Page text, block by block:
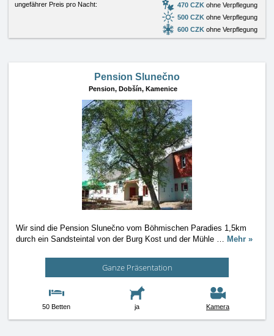
ungefährer Preis pro Nacht: 470 CZK ohne Verpflegung
500 CZK ohne Verpflegung
600 CZK ohne Verpflegung
Pension Slunečno
Pension, Dobšín, Kamenice
Wir sind die Pension Slunečno vom Böhmischen Paradies 1,5km
durch ein Sandsteintal von der Burg Kost und der Mühle … Mehr »
Ganze Präsentation
50 Betten ja Kamera